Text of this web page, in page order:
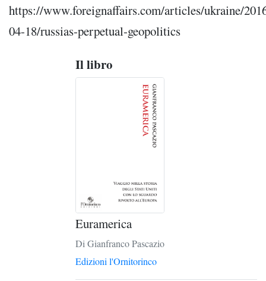
https://www.foreignaffairs.com/articles/ukraine/
04-18/russias-perpetual-geopolitics
Il libro
Euramerica
Di Gianfranco Pascazio
Edizioni l'Ornitorinco